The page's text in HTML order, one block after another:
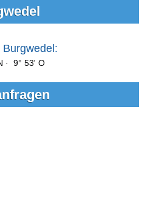
Burgwedel:
· 9° 53' O